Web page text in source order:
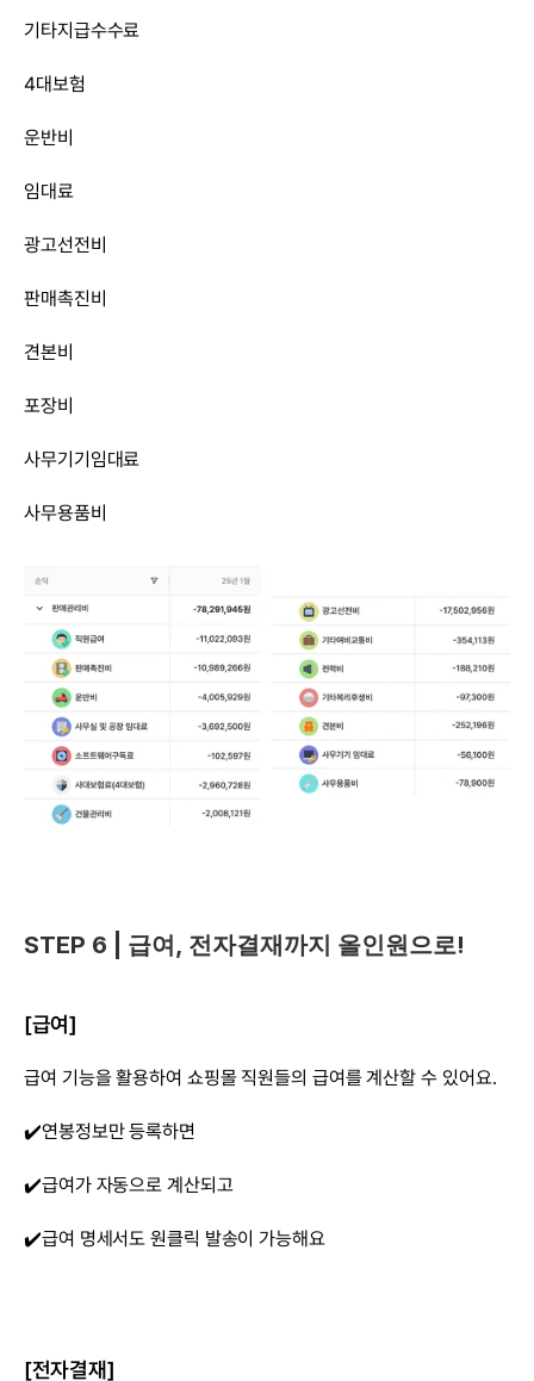
기타지급수수료
4대보험
운반비
임대료
광고선전비
판매촉진비
견본비
포장비
사무기기임대료
사무용품비
STEP 6 | 급여, 전자결재까지 올인원으로!
[급여]
급여 기능을 활용하여 쇼핑몰 직원들의 급여를 계산할 수 있어요.
✔️연봉정보만 등록하면
✔️급여가 자동으로 계산되고
✔️급여 명세서도 원클릭 발송이 가능해요
[전자결재]